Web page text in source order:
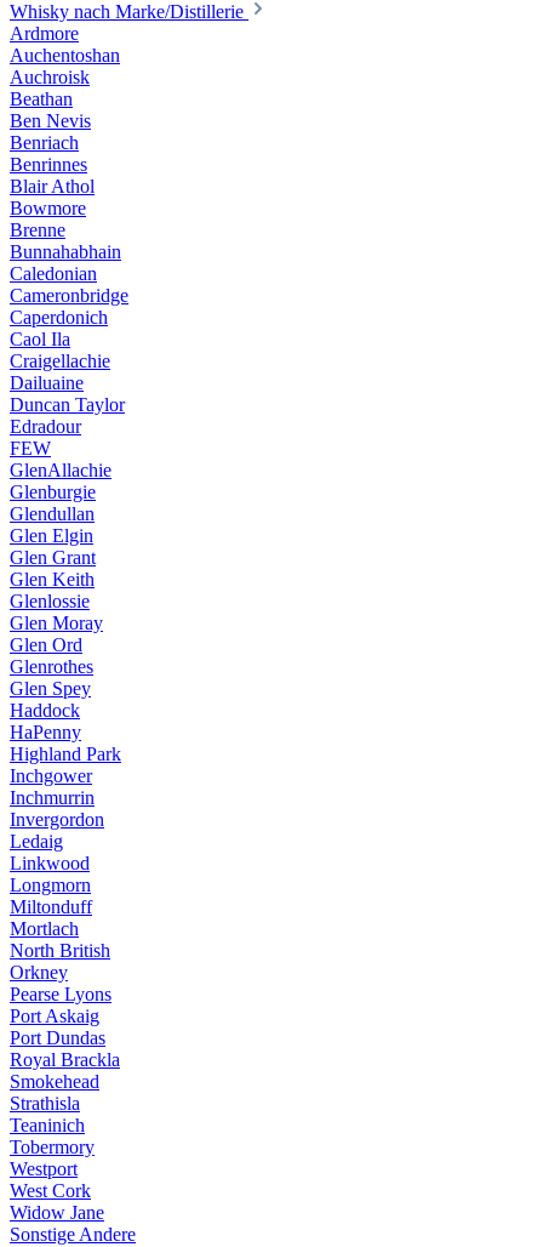
Whisky nach Marke/Distillerie
Ardmore
Auchentoshan
Auchroisk
Beathan
Ben Nevis
Benriach
Benrinnes
Blair Athol
Bowmore
Brenne
Bunnahabhain
Caledonian
Cameronbridge
Caperdonich
Caol Ila
Craigellachie
Dailuaine
Duncan Taylor
Edradour
FEW
GlenAllachie
Glenburgie
Glendullan
Glen Elgin
Glen Grant
Glen Keith
Glenlossie
Glen Moray
Glen Ord
Glenrothes
Glen Spey
Haddock
HaPenny
Highland Park
Inchgower
Inchmurrin
Invergordon
Ledaig
Linkwood
Longmorn
Miltonduff
Mortlach
North British
Orkney
Pearse Lyons
Port Askaig
Port Dundas
Royal Brackla
Smokehead
Strathisla
Teaninich
Tobermory
Westport
West Cork
Widow Jane
Sonstige Andere